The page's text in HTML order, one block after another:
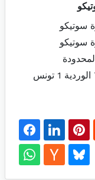
سوتيكو
سوتيكو